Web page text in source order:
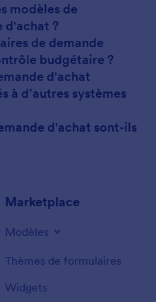
modèles de
d'achat ?
de demande
budgétaire ?
d'achat
à d’autres systèmes
d'achat sont-ils
Marketplace
Modèles
Thèmes de formulaires
Widgets